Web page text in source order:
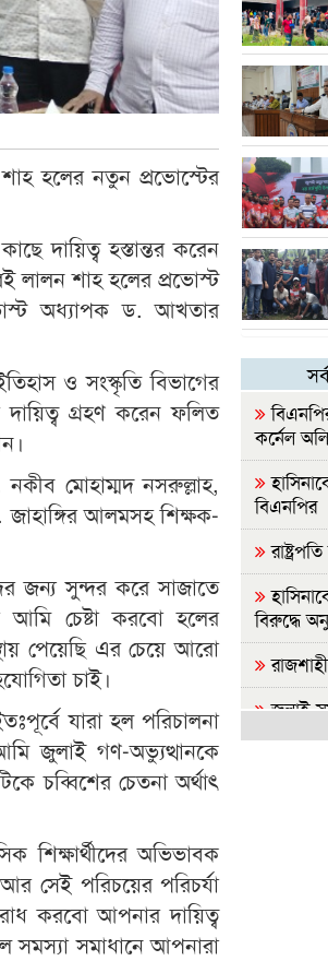
হলের নতুন প্রভোস্টের
দায়িত্ব হস্তান্তর করেন
লালন শাহ হলের প্রভোস্ট
অধ্যাপক ড. আখতার
ও সংস্কৃতি বিভাগের
গ্রহণ করেন ফলিত
মোহাম্মদ নসরুল্লাহ,
আলমসহ শিক্ষক-
জন্য সুন্দর করে সাজাতে
চেষ্টা করবো হলের
পেয়েছি এর চেয়ে আরো
চাই।
যারা হল পরিচালনা
জুলাই গণ-অভ্যুত্থানকে
চব্বিশের চেতনা অর্থাৎ
শিক্ষার্থীদের অভিভাবক
সেই পরিচয়ের পরিচর্যা
করবো আপনার দায়িত্ব
সমস্যা সমাধানে আপনারা
কর্নেল
বিএনপির
বিরুদ্ধে
জুলাই